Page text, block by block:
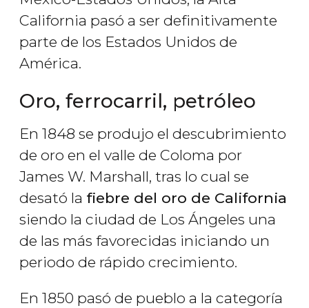
California pasó a ser definitivamente
parte de los Estados Unidos de
América.
Oro, ferrocarril, petróleo
En 1848 se produjo el descubrimiento
de oro en el valle de Coloma por
James W. Marshall, tras lo cual se
desató la fiebre del oro de California
siendo la ciudad de Los Ángeles una
de las más favorecidas iniciando un
periodo de rápido crecimiento.
En 1850 pasó de pueblo a la categoría